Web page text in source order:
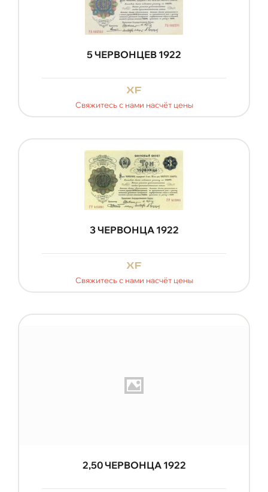
5 ЧЕРВОНЦЕВ 1922
xf
Свяжитесь с нами насчёт цены
3 ЧЕРВОНЦА 1922
xf
Свяжитесь с нами насчёт цены
2,50 ЧЕРВОНЦА 1922